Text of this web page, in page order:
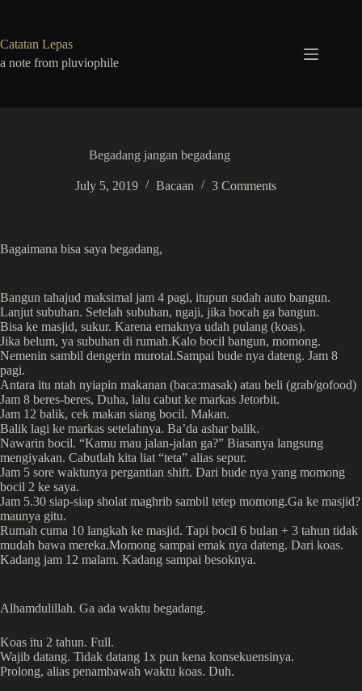
Catatan Lepas
a note from pluviophile
Begadang jangan begadang
July 5, 2019 Bacaan 3 Comments
Bagaimana bisa saya begadang,
Bangun tahajud maksimal jam 4 pagi, itupun sudah auto bangun.
Lanjut subuhan. Setelah subuhan, ngaji, jika bocah ga bangun.
Bisa ke masjid, sukur. Karena emaknya udah pulang (koas).
Jika belum, ya subuhan di rumah.Kalo bocil bangun, momong.
Nemenin sambil dengerin murotal.Sampai bude nya dateng. Jam 8
pagi.
Antara itu ntah nyiapin makanan (baca:masak) atau beli (grab/gofood)
Jam 8 beres-beres, Duha, lalu cabut ke markas Jetorbit.
Jam 12 balik, cek makan siang bocil. Makan.
Balik lagi ke markas setelahnya. Ba’da ashar balik.
Nawarin bocil. “Kamu mau jalan-jalan ga?” Biasanya langsung
mengiyakan. Cabutlah kita liat “teta” alias sepur.
Jam 5 sore waktunya pergantian shift. Dari bude nya yang momong
bocil 2 ke saya.
Jam 5.30 siap-siap sholat maghrib sambil tetep momong.Ga ke masjid?
maunya gitu.
Rumah cuma 10 langkah ke masjid. Tapi bocil 6 bulan + 3 tahun tidak
mudah bawa mereka.Momong sampai emak nya dateng. Dari koas.
Kadang jam 12 malam. Kadang sampai besoknya.
Alhamdulillah. Ga ada waktu begadang.
Koas itu 2 tahun. Full.
Wajib datang. Tidak datang 1x pun kena konsekuensinya.
Prolong, alias penambawah waktu koas. Duh.